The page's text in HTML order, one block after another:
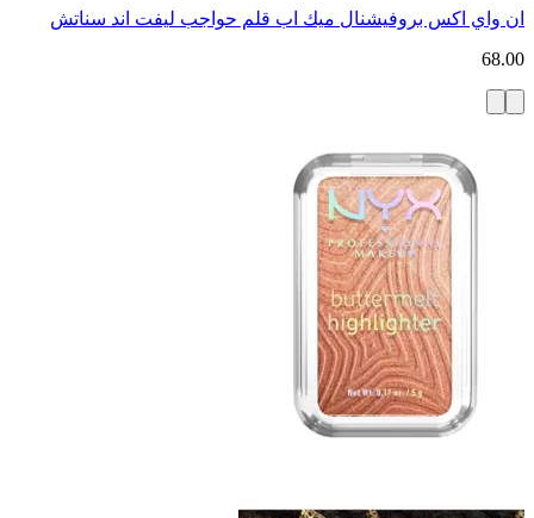
ان واي اكس بروفيشنال ميك اب قلم حواجب ليفت اند سناتش
68.00